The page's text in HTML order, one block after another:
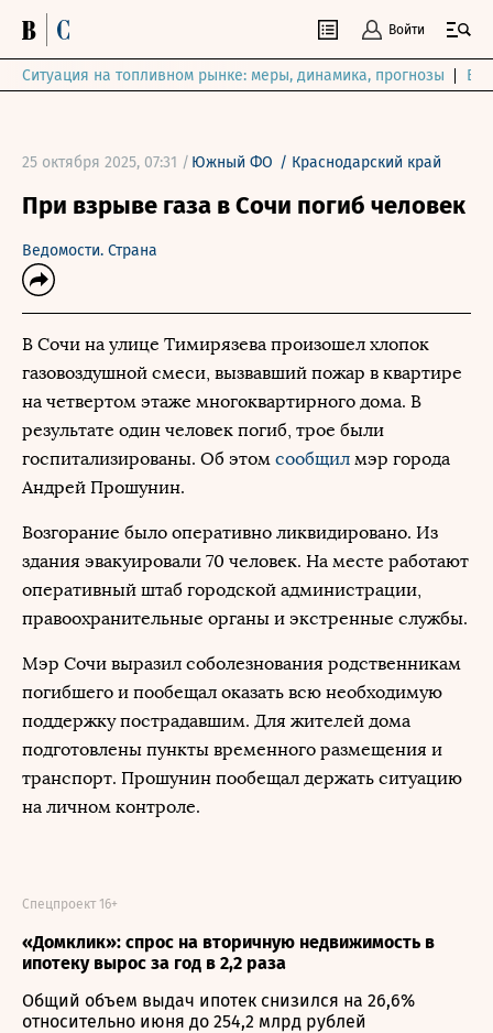
Войти
Ситуация на топливном рынке: меры, динамика, прогнозы
25 октября 2025, 07:31 / Южный ФО / Краснодарский край
При взрыве газа в Сочи погиб человек
Ведомости. Страна
В Сочи на улице Тимирязева произошел хлопок
газовоздушной смеси, вызвавший пожар в квартире
на четвертом этаже многоквартирного дома. В
результате один человек погиб, трое были
госпитализированы. Об этом сообщил мэр города
Андрей Прошунин.
Возгорание было оперативно ликвидировано. Из
здания эвакуировали 70 человек. На месте работают
оперативный штаб городской администрации,
правоохранительные органы и экстренные службы.
Мэр Сочи выразил соболезнования родственникам
погибшего и пообещал оказать всю необходимую
поддержку пострадавшим. Для жителей дома
подготовлены пункты временного размещения и
транспорт. Прошунин пообещал держать ситуацию
на личном контроле.
«Домклик»: спрос на вторичную недвижимость в
ипотеку вырос за год в 2,2 раза
Спецпроект 16+
Общий объем выдач ипотек снизился на 26,6%
относительно июня до 254,2 млрд рублей